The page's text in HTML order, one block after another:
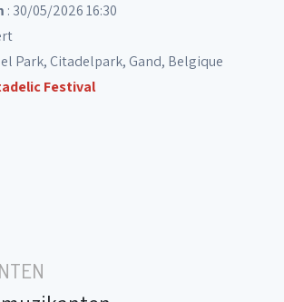
: 30/05/2026 16:30
Park, Citadelpark, Gand, Belgique
Festival